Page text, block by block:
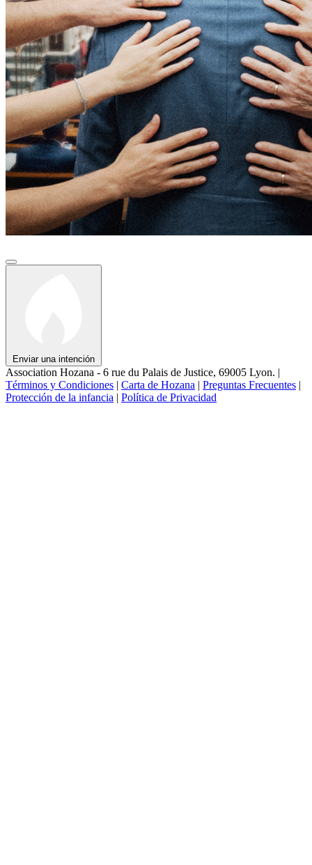
Enviar una intención
Association Hozana - 6 rue du Palais de Justice, 69005 Lyon. |
Términos y Condiciones | Carta de Hozana | Preguntas Frecuentes |
Protección de la infancia | Política de Privacidad